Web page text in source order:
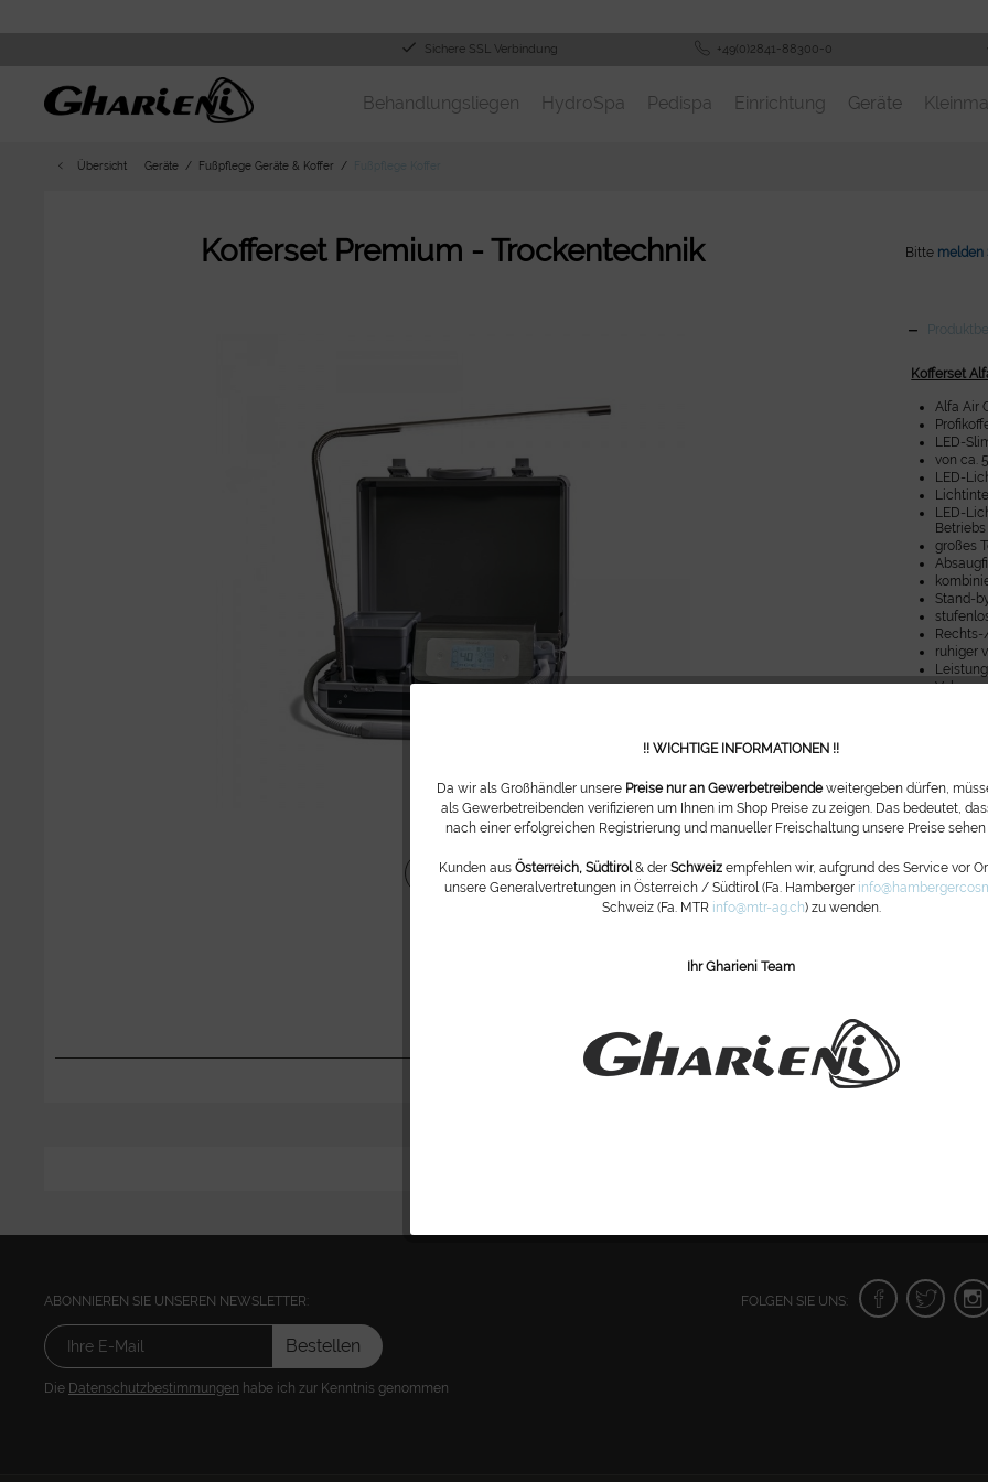
Sichere SSL Verbindung +49(0)2841-88300-0
Behandlungsliegen HydroSpa Pedispa Einrichtung Geräte
Übersicht Geräte Fußpflege Geräte & Koffer
Kofferset Premium - Trockentechnik
Teilen
Bitte melden
Kofferset
Alfa Air
LED-
von ca.
LED-
LED-
Betriebs
großes
Stand-
ruhiger
Breite:
Tiefe:
Fragen
ABONNIEREN SIE UNSEREN NEWSLETTER:
Bestellen
Die Datenschutzbestimmungen habe ich zur Kenntnis genommen
FOLGEN SIE UNS:
!! WICHTIGE INFORMATIONEN !!
Da wir als Großhändler unsere Preise nur an Gewerbetreibendeweitergeben dürfen,
als Gewerbetreibenden verifizieren um Ihnen im Shop Preise zu zeigen. Das bedeutet,
nach einer erfolgreichen Registrierung und manueller Freischaltung unsere Preise sehen
Kunden aus Österreich, Südtirol& der Schweiz empfehlen wir, aufgrund des Service vor
unsere Generalvertretungen in Österreich / Südtirol (Fa. Hamberger
Schweiz (Fa. MTR info@mtr-ag.ch) zu wenden.
Ihr Gharieni Team